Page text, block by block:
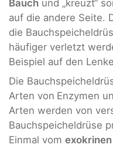
Bauch und „kreuzt“
auf die andere Seite.
die
häufiger verletzt
Beispiel auf den
Die
Arten von Enzymen
Arten werden von
Bauchspeicheldrüse
Einmal vom exokrinen